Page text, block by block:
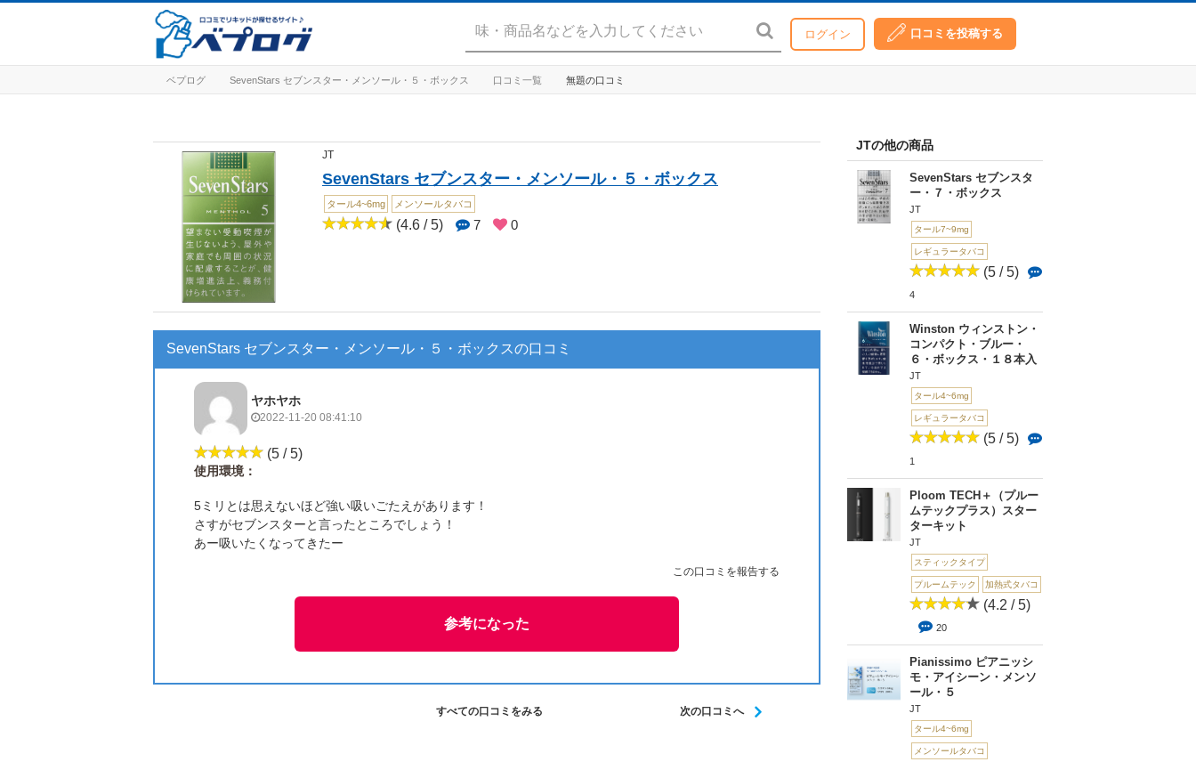
ログイン 口コミを投稿する
ベプログ SevenStars セブンスター・メンソール・５・ボックス 口コミ一覧 無題の口コミ
JTの他の商品
SevenStars セブンスタ
ー・７・ボックス
JT
タール7~9mg
レギュラータバコ
(5 / 5)
4
Winston ウィンストン・
コンパクト・ブルー・
６・ボックス・１８本入
JT
タール4~6mg
レギュラータバコ
(5 / 5)
1
Ploom TECH＋（プルー
ムテックプラス）スター
ターキット
JT
スティックタイプ
プルームテック 加熱式タバコ
(4.2 / 5)
20
Pianissimo ピアニッシ
モ・アイシーン・メンソ
ール・５
JT
タール4~6mg
メンソールタバコ
JT
SevenStars セブンスター・メンソール・５・ボックス
タール4~6mg メンソールタバコ
(4.6 / 5) 7 0
SevenStars セブンスター・メンソール・５・ボックスの口コミ
ヤホヤホ
2022-11-20 08:41:10
(5 / 5)
使用環境：
5ミリとは思えないほど強い吸いごたえがあります！
さすがセブンスターと言ったところでしょう！
あー吸いたくなってきたー
この口コミを報告する
参考になった
すべての口コミをみる 次の口コミへ